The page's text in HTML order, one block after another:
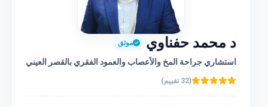
د محمد حفناوي موثق
استشاري جراحة المخ والأعصاب والعمود الفقري بالقصر العيني
(32 تقييم)